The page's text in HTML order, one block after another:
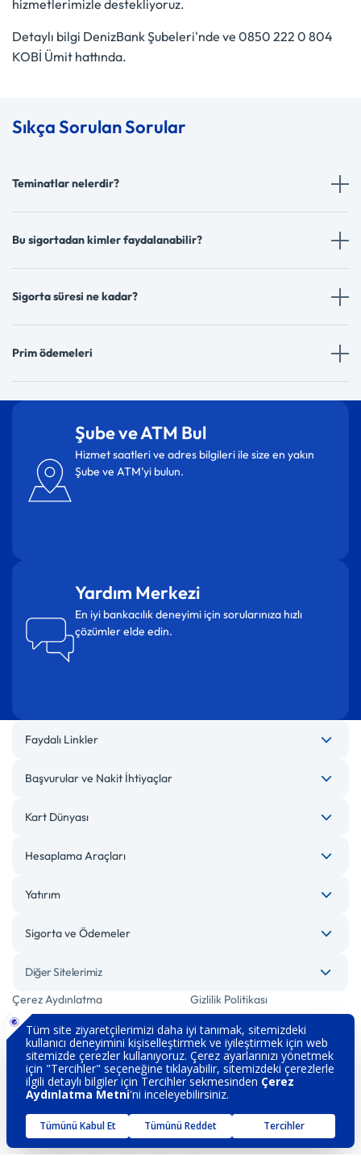
hizmetlerimizle destekliyoruz.
Detaylı bilgi DenizBank Şubeleri'nde ve 0850 222 0 804
KOBİ Ümit hattında.
Sıkça Sorulan Sorular
Teminatlar nelerdir?
Bu sigortadan kimler faydalanabilir?
Sigorta süresi ne kadar?
Prim ödemeleri
Şube ve ATM Bul
Hizmet saatleri ve adres bilgileri ile size en yakın
Şube ve ATM’yi bulun.
Yardım Merkezi
En iyi bankacılık deneyimi için sorularınıza hızlı
çözümler elde edin.
Faydalı Linkler
Başvurular ve Nakit İhtiyaçlar
Kart Dünyası
Hesaplama Araçları
Yatırım
Sigorta ve Ödemeler
Diğer Sitelerimiz
Çerez Aydınlatma
Gizlilik Politikası
Bilgi Toplumu Hizmetleri Engelsiz Bankacılık
Kişisel Verilerin Korunması Güvenlik
İletişim Hakkımızda
Sözleşme ve Formlar